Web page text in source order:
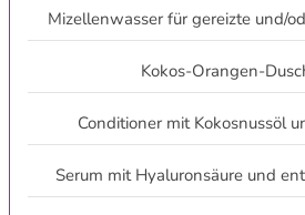
Mizellenwasser für gereizte und/
Kokos-Orangen-
Conditioner mit Kokosnussöl
Serum mit Hyaluronsäure und